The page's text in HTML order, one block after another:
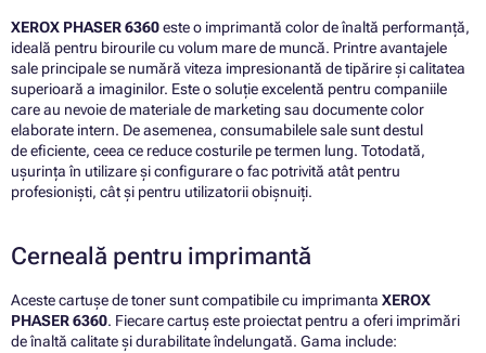
XEROX PHASER 6360este o imprimantă color de înaltă performanță,
ideală pentru birourile cu volum mare de muncă. Printre avantajele
sale principale se numără viteza impresionantă de tipărire și calitatea
superioară a imaginilor. Este o soluție excelentă pentru companiile
care au nevoie de materiale de marketing sau documente color
elaborate intern. De asemenea, consumabilele sale sunt destul
de eficiente, ceea ce reduce costurile pe termen lung. Totodată,
ușurința în utilizare și configurare o fac potrivită atât pentru
profesioniști, cât și pentru utilizatorii obișnuiți.
Cerneală pentru imprimantă
Aceste cartușe de toner sunt compatibile cu imprimanta XEROX
PHASER 6360. Fiecare cartuș este proiectat pentru a oferi imprimări
de înaltă calitate și durabilitate îndelungată. Gama include: